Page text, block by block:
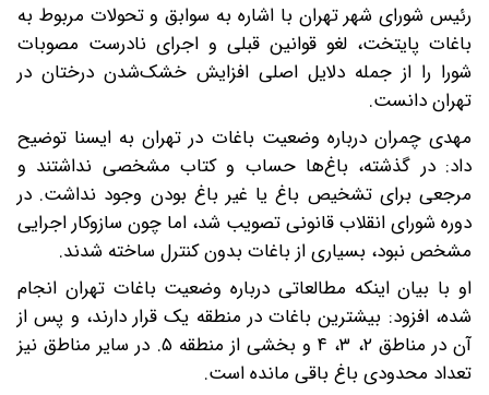
رئیس شورای شهر تهران با اشاره به سوابق و تحولات مربوط به
باغات پایتخت، لغو قوانین قبلی و اجرای نادرست مصوبات
شورا را از جمله دلایل اصلی افزایش خشک‌‌شدن درختان در
تهران دانست.
مهدی چمران درباره وضعیت باغات در تهران به ایسنا توضیح
داد: در گذشته، باغ‌ها حساب و کتاب مشخصی نداشتند و
مرجعی برای تشخیص باغ یا غیر باغ بودن وجود نداشت. در
دوره شورای انقلاب قانونی تصویب شد، اما چون سازوکار اجرایی
مشخص نبود، بسیاری از باغات بدون کنترل ساخته شدند.
او با بیان اینکه مطالعاتی درباره وضعیت باغات تهران انجام
شده، افزود: بیشترین باغات در منطقه یک قرار دارند، و پس از
آن در مناطق ۲، ۳، ۴ و بخشی از منطقه ۵. در سایر مناطق نیز
تعداد محدودی باغ باقی مانده است.